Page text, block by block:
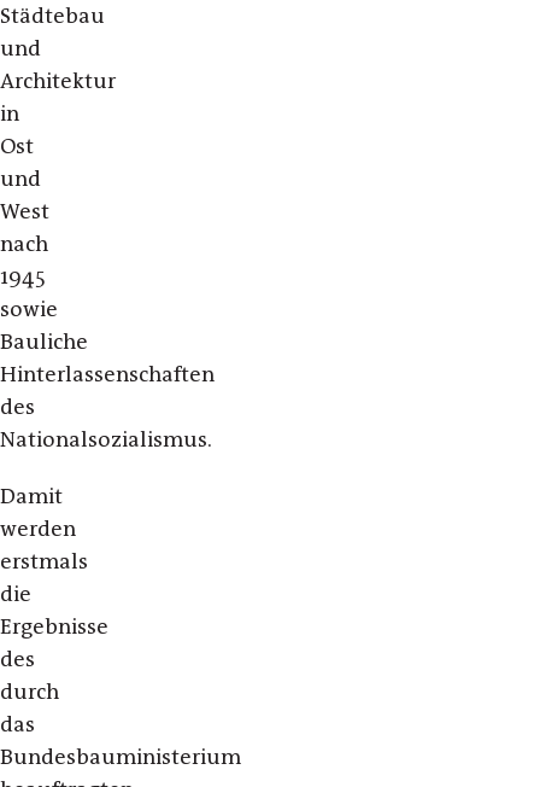
Städtebau
und
Architektur
in
Ost
und
West
nach
1945
sowie
Bauliche
Hinterlassenschaften
des
Nationalsozialismus.
Damit
werden
erstmals
die
Ergebnisse
des
durch
das
Bundesbauministerium